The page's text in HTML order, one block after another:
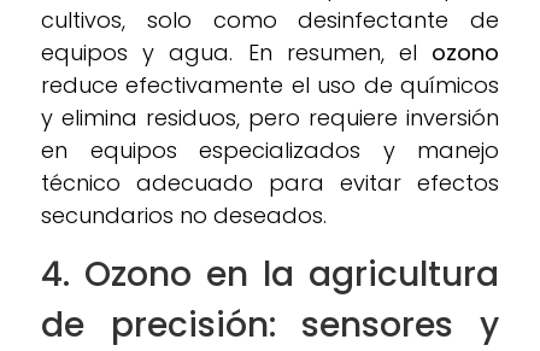
cultivos, solo como desinfectante de
equipos y agua. En resumen, el ozono
reduce efectivamente el uso de químicos
y elimina residuos, pero requiere inversión
en equipos especializados y manejo
técnico adecuado para evitar efectos
secundarios no deseados.
4. Ozono en la agricultura
de precisión: sensores y